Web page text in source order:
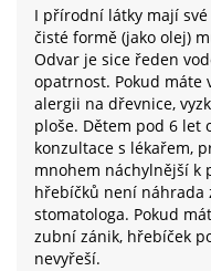
I přírodní látky mají
čisté formě (jako olej)
Odvar je sice ředen
opatrnost. Pokud
alergii na dřevnice,
ploše. Dětem pod 6 let
konzultace s lékařem,
mnohem náchylnější k
hřebíčků není náhrada
stomatologa. Pokud
zubní zánik, hřebíček
nevyřeší.